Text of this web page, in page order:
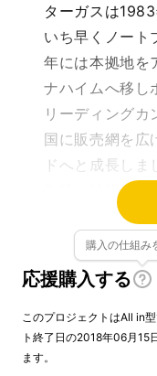
ターガスは
いち早くノート
年には本拠地を
ナハイムへ移し
リーディング
国に販売網を広
ドへと成長し
集積と技術革
ドバックさせ
に凝縮されてお
応援購入する
購入の仕組み
このプロジェクトはAll in
ト終了日の2018年06月15
ます。